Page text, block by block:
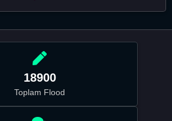
18900
Toplam Flood